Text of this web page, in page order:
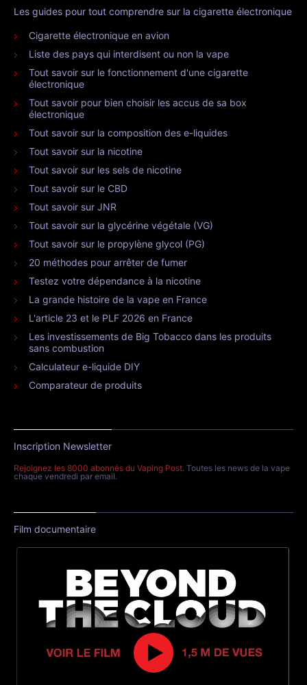
Les guides pour tout comprendre sur la cigarette électronique
Cigarette électronique en avion
Liste des pays qui interdisent ou non la vape
Tout savoir sur le fonctionnement d'une cigarette
électronique
Tout savoir pour bien choisir les accus de sa box
électronique
Tout savoir sur la composition des e-liquides
Tout savoir sur la nicotine
Tout savoir sur les sels de nicotine
Tout savoir sur le CBD
Tout savoir sur JNR
Tout savoir sur la glycérine végétale (VG)
Tout savoir sur le propylène glycol (PG)
20 méthodes pour arrêter de fumer
Testez votre dépendance à la nicotine
La grande histoire de la vape en France
L'article 23 et le PLF 2026 en France
Les investissements de Big Tobacco dans les produits
sans combustion
Calculateur e-liquide DIY
Comparateur de produits
Inscription Newsletter
Rejoignez les 8000 abonnés du Vaping Post. Toutes les news de la vape
chaque vendredi par email.
Film documentaire